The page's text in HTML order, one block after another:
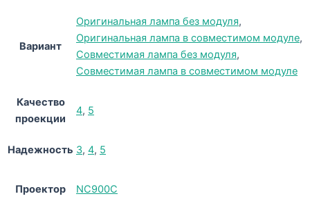
Вариант
Оригинальная лампа без модуля,
Оригинальная лампа в совместимом модуле,
Совместимая лампа без модуля,
Совместимая лампа в совместимом модуле
Качество
проекции
4, 5
Надежность 3, 4, 5
Проектор NC900C